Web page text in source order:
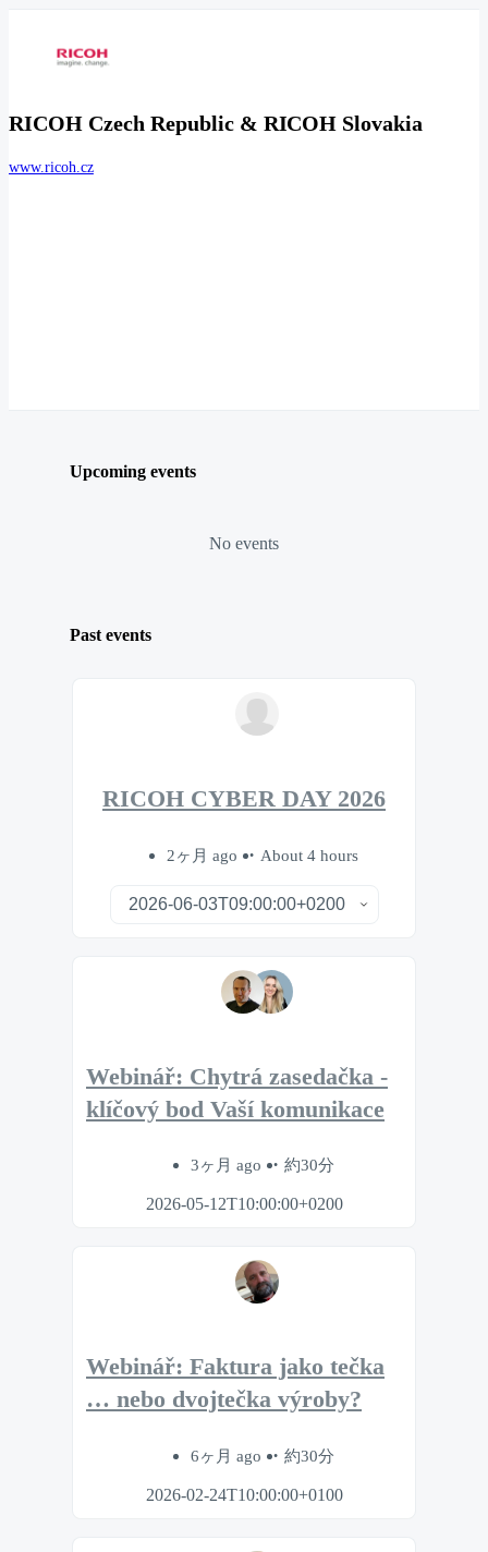
RICOH Czech Republic & RICOH Slovakia
www.ricoh.cz
Upcoming events
No events
Past events
RICOH CYBER DAY 2026
2ヶ月 ago About 4 hours
Webinář: Chytrá zasedačka -
klíčový bod Vaší komunikace
3ヶ月 ago 約30分
2026-05-12T10:00:00+0200
Webinář: Faktura jako tečka
… nebo dvojtečka výroby?
6ヶ月 ago 約30分
2026-02-24T10:00:00+0100